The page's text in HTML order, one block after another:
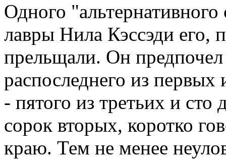
Одного
лавры Нила Кэссэди его,
прельщали. Он предпочел
распоследнего из первых
- пятого из третьих и сто
сорок вторых, коротко
краю. Тем не менее